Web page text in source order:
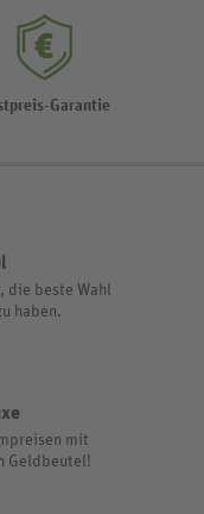
Garantie
die beste Wahl
haben.
mit
Geldbeutel!